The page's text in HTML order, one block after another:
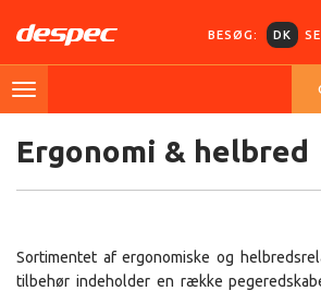
BESØG: DK SE
Ergonomi & helbred
Sortimentet af ergonomiske og
tilbehør indeholder en række